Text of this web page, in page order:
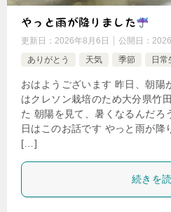
やっと雨が降りました
更新日： 2026年8月6日 公開日：
ありがとう
天気 季節 日常
おはようございます 昨日、朝陽
はクレソン栽培のため大分県竹
た 朝陽を見て、暑くなるんだ
日はこのお話です やっと雨が降
[…]
続きを